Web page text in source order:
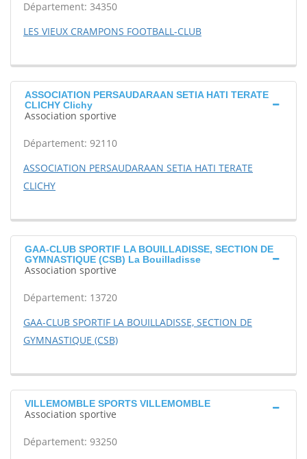
Département: 34350
LES VIEUX CRAMPONS FOOTBALL-CLUB
ASSOCIATION PERSAUDARAAN SETIA HATI TERATE
CLICHY Clichy
Association sportive
Département: 92110
ASSOCIATION PERSAUDARAAN SETIA HATI TERATE
CLICHY
GAA-CLUB SPORTIF LA BOUILLADISSE, SECTION DE
GYMNASTIQUE (CSB) La Bouilladisse
Association sportive
Département: 13720
GAA-CLUB SPORTIF LA BOUILLADISSE, SECTION DE
GYMNASTIQUE (CSB)
VILLEMOMBLE SPORTS VILLEMOMBLE
Association sportive
Département: 93250